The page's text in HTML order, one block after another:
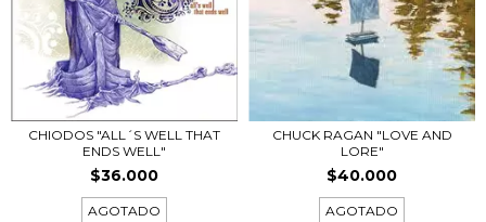
CHIODOS "ALL´S WELL THAT
ENDS WELL"
$36.000
AGOTADO
CHUCK RAGAN "LOVE AND
LORE"
$40.000
AGOTADO